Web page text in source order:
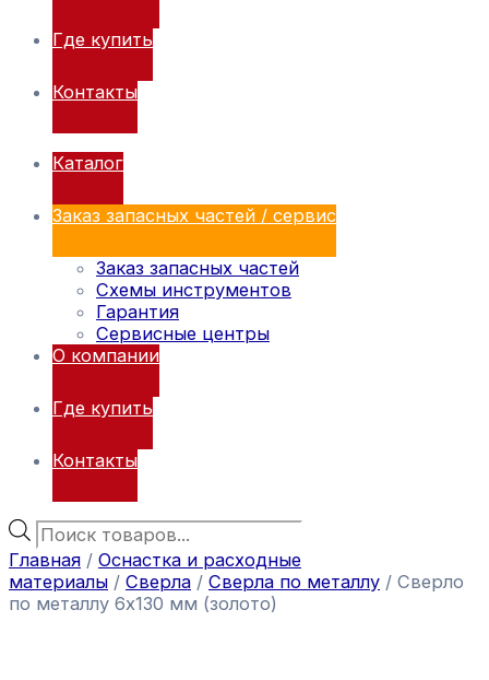
Где купить
Контакты
Каталог
Заказ запасных частей / сервис
Заказ запасных частей
Схемы инструментов
Гарантия
Сервисные центры
О компании
Где купить
Контакты
Главная / Оснастка и расходные
материалы / Сверла / Сверла по металлу / Сверло
по металлу 6х130 мм (золото)